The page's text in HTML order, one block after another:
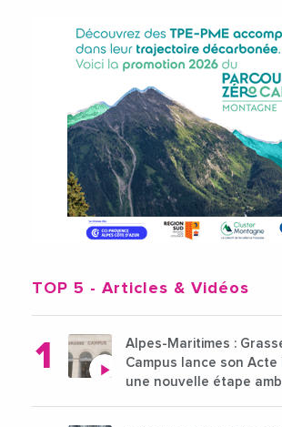
TOP 5 - Articles & Vidéos
Alpes-Maritimes :
Campus lance son Acte
une nouvelle étape